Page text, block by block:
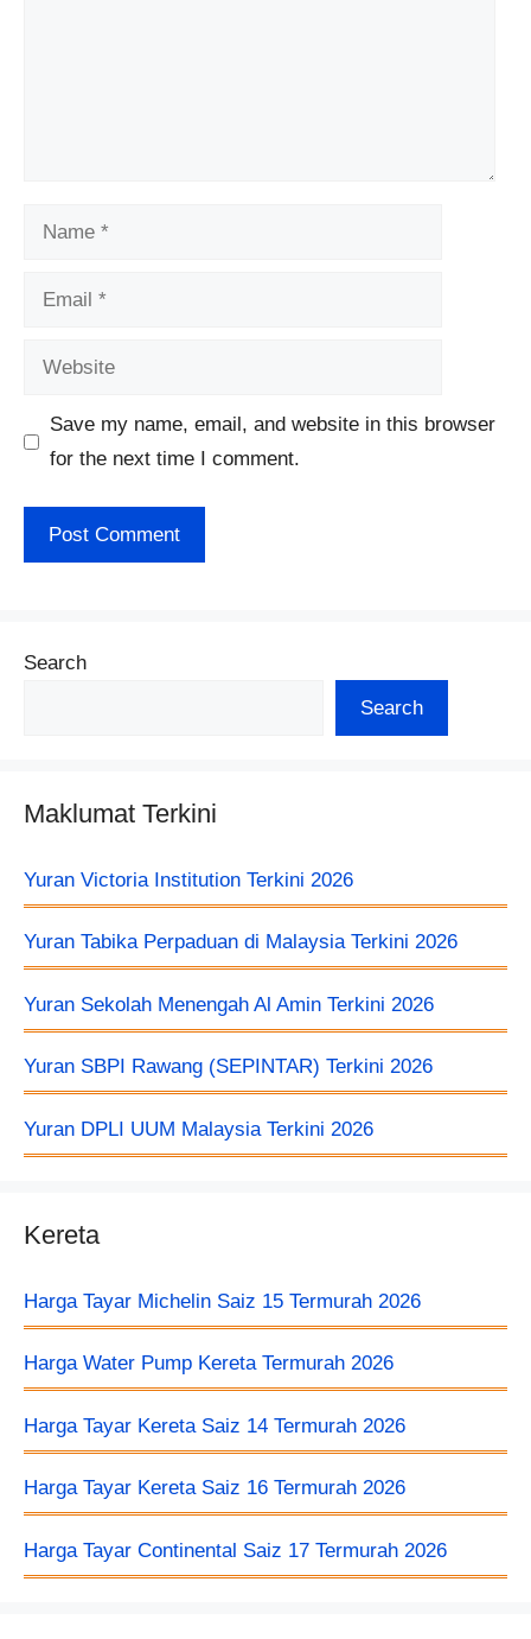
Name
Email
Website
Save my name, email, and website in this browser
for the next time I comment.
Search
Search
Maklumat Terkini
Yuran Victoria Institution Terkini 2026
Yuran Tabika Perpaduan di Malaysia Terkini 2026
Yuran Sekolah Menengah Al Amin Terkini 2026
Yuran SBPI Rawang (SEPINTAR) Terkini 2026
Yuran DPLI UUM Malaysia Terkini 2026
Kereta
Harga Tayar Michelin Saiz 15 Termurah 2026
Harga Water Pump Kereta Termurah 2026
Harga Tayar Kereta Saiz 14 Termurah 2026
Harga Tayar Kereta Saiz 16 Termurah 2026
Harga Tayar Continental Saiz 17 Termurah 2026